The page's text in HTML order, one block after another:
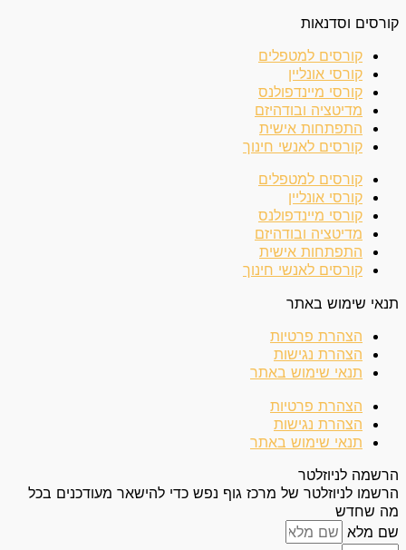
קורסים וסדנאות
קורסים למטפלים
קורסי אונליין
קורסי מיינדפולנס
מדיטציה ובודהיזם
התפתחות אישית
קורסים לאנשי חינוך
קורסים למטפלים
קורסי אונליין
קורסי מיינדפולנס
מדיטציה ובודהיזם
התפתחות אישית
קורסים לאנשי חינוך
תנאי שימוש באתר
הצהרת פרטיות
הצהרת נגישות
תנאי שימוש באתר
הצהרת פרטיות
הצהרת נגישות
תנאי שימוש באתר
הרשמה לניוזלטר
הרשמו לניוזלטר של מרכז גוף נפש כדי להישאר מעודכנים בכל
מה שחדש
שם מלא